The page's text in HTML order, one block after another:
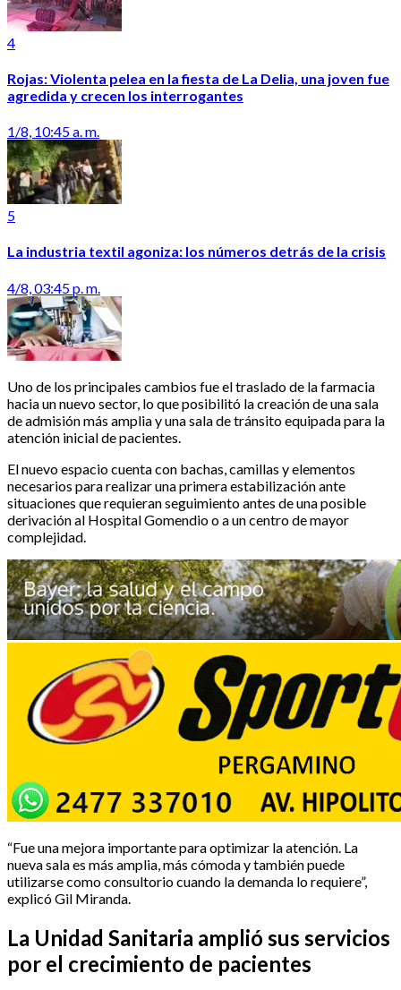
4
Rojas: Violenta pelea en la fiesta de La Delia, una joven fue
agredida y crecen los interrogantes
1/8, 10:45 a. m.
5
La industria textil agoniza: los números detrás de la crisis
4/8, 03:45 p. m.
Uno de los principales cambios fue el traslado de la farmacia
hacia un nuevo sector, lo que posibilitó la creación de una sala
de admisión más amplia y una sala de tránsito equipada para la
atención inicial de pacientes.
El nuevo espacio cuenta con bachas, camillas y elementos
necesarios para realizar una primera estabilización ante
situaciones que requieran seguimiento antes de una posible
derivación al Hospital Gomendio o a un centro de mayor
complejidad.
“Fue una mejora importante para optimizar la atención. La
nueva sala es más amplia, más cómoda y también puede
utilizarse como consultorio cuando la demanda lo requiere”,
explicó Gil Miranda.
La Unidad Sanitaria amplió sus servicios
por el crecimiento de pacientes